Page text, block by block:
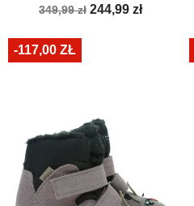
Cena
349,99 zł Cena
244,99 zł
-117,00 ZŁ